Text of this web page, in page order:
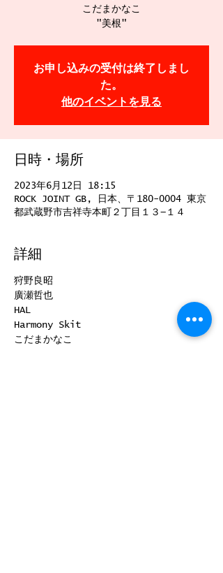
こだまかなこ
"美根"
お申し込みの受付は終了しまし
た。
他のイベントを見る
日時・場所
2023年6月12日 18:15
ROCK JOINT GB, 日本、〒180-0004 東京
都武蔵野市吉祥寺本町２丁目１３−１４
詳細
狩野良昭
廣瀬哲也
HAL
Harmony Skit
こだまかなこ